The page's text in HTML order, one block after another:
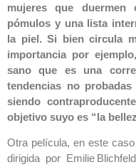
mujeres que duermen
pómulos y una lista
la piel. Si bien circula
importancia por
sano que es una
tendencias no
siendo
objetivo suyo es “la
Otra película, en este
dirigida por Emilie